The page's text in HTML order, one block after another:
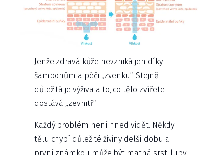
Jenže zdravá kůže nevzniká jen díky
šamponům a péči „zvenku“. Stejně
důležitá je výživa a to, co tělo zvířete
dostává „zevnitř“.
Každý problém není hned vidět. Někdy
tělu chybí důležité živiny delší dobu a
první známkou může být matná srst, lupy,